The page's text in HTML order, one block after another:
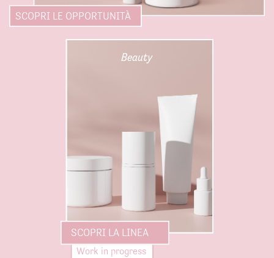
SCOPRI LE OPPORTUNITÀ
Beauty
Work in progress
SCOPRI LA LINEA